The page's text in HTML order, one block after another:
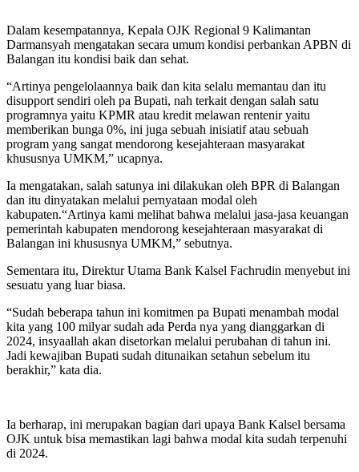
Dalam kesempatannya, Kepala OJK Regional 9 Kalimantan
Darmansyah mengatakan secara umum kondisi perbankan APBN di
Balangan itu kondisi baik dan sehat.
“Artinya pengelolaannya baik dan kita selalu memantau dan itu
disupport sendiri oleh pa Bupati, nah terkait dengan salah satu
programnya yaitu KPMR atau kredit melawan rentenir yaitu
memberikan bunga 0%, ini juga sebuah inisiatif atau sebuah
program yang sangat mendorong kesejahteraan masyarakat
khususnya UMKM,” ucapnya.
Ia mengatakan, salah satunya ini dilakukan oleh BPR di Balangan
dan itu dinyatakan melalui pernyataan modal oleh
kabupaten.“Artinya kami melihat bahwa melalui jasa-jasa keuangan
pemerintah kabupaten mendorong kesejahteraan masyarakat di
Balangan ini khususnya UMKM,” sebutnya.
Sementara itu, Direktur Utama Bank Kalsel Fachrudin menyebut ini
sesuatu yang luar biasa.
“Sudah beberapa tahun ini komitmen pa Bupati menambah modal
kita yang 100 milyar sudah ada Perda nya yang dianggarkan di
2024, insyaallah akan disetorkan melalui perubahan di tahun ini.
Jadi kewajiban Bupati sudah ditunaikan setahun sebelum itu
berakhir,” kata dia.
Ia berharap, ini merupakan bagian dari upaya Bank Kalsel bersama
OJK untuk bisa memastikan lagi bahwa modal kita sudah terpenuhi
di 2024.